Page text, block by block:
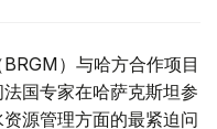
）与哈方合作项目
国专家在哈萨克斯坦参
源管理方面的最紧迫问